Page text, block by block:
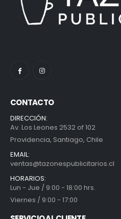
CONTACTO
DIRECCIÓN:
Av. Los Leones 2532 of 102
Providencia, Santiago, Chile
EMAIL:
ventas@tazonespublicitarios.cl
HORARIOS:
Lun - Jue / 9:00 - 18:00 hrs.
Viernes / 9:00 - 17:00